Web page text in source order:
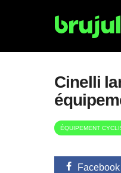
Cinelli
ÉQUIPEMENT
Facebook